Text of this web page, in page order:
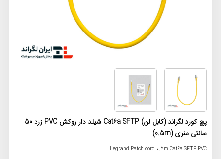
پچ کورد لگراند (کابل لن) Cat6a SFTP شیلد دار روکش PVC زرد 50
سانتی متری (0.5m)
Legrand Patch cord 0.5m Cat6a SFTP PVC